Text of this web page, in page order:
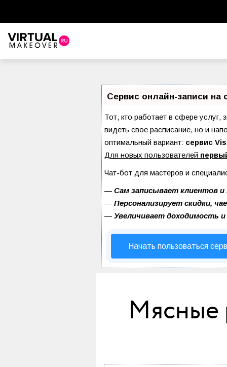
Сервис онлайн-записи на
Тот, кто работает в сфере услуг,
видеть свое расписание, но и
оптимальный вариант: сервис
Для новых пользователей
Чат-бот для мастеров и
— Сам записывает клиентов
— Персонализирует скидки,
— Увеличивает доходимость
Начать пользоваться
Мясные